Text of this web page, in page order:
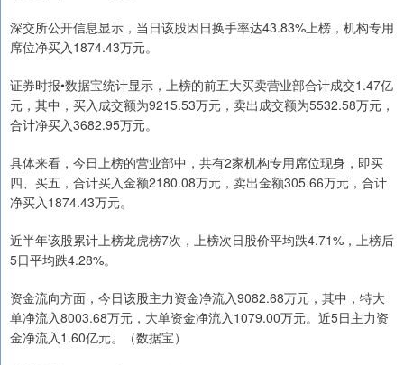
深交所公开信息显示，当日该股因日换手率达43.83%上榜，机构专用
席位净买入1874.43万元。
证券时报•数据宝统计显示，上榜的前五大买卖营业部合计成交1.47亿
元，其中，买入成交额为9215.53万元，卖出成交额为5532.58万元，
合计净买入3682.95万元。
具体来看，今日上榜的营业部中，共有2家机构专用席位现身，即买
四、买五，合计买入金额2180.08万元，卖出金额305.66万元，合计
净买入1874.43万元。
近半年该股累计上榜龙虎榜7次，上榜次日股价平均跌4.71%，上榜后
5日平均跌4.28%。
资金流向方面，今日该股主力资金净流入9082.68万元，其中，特大
单净流入8003.68万元，大单资金净流入1079.00万元。近5日主力资
金净流入1.60亿元。（数据宝）